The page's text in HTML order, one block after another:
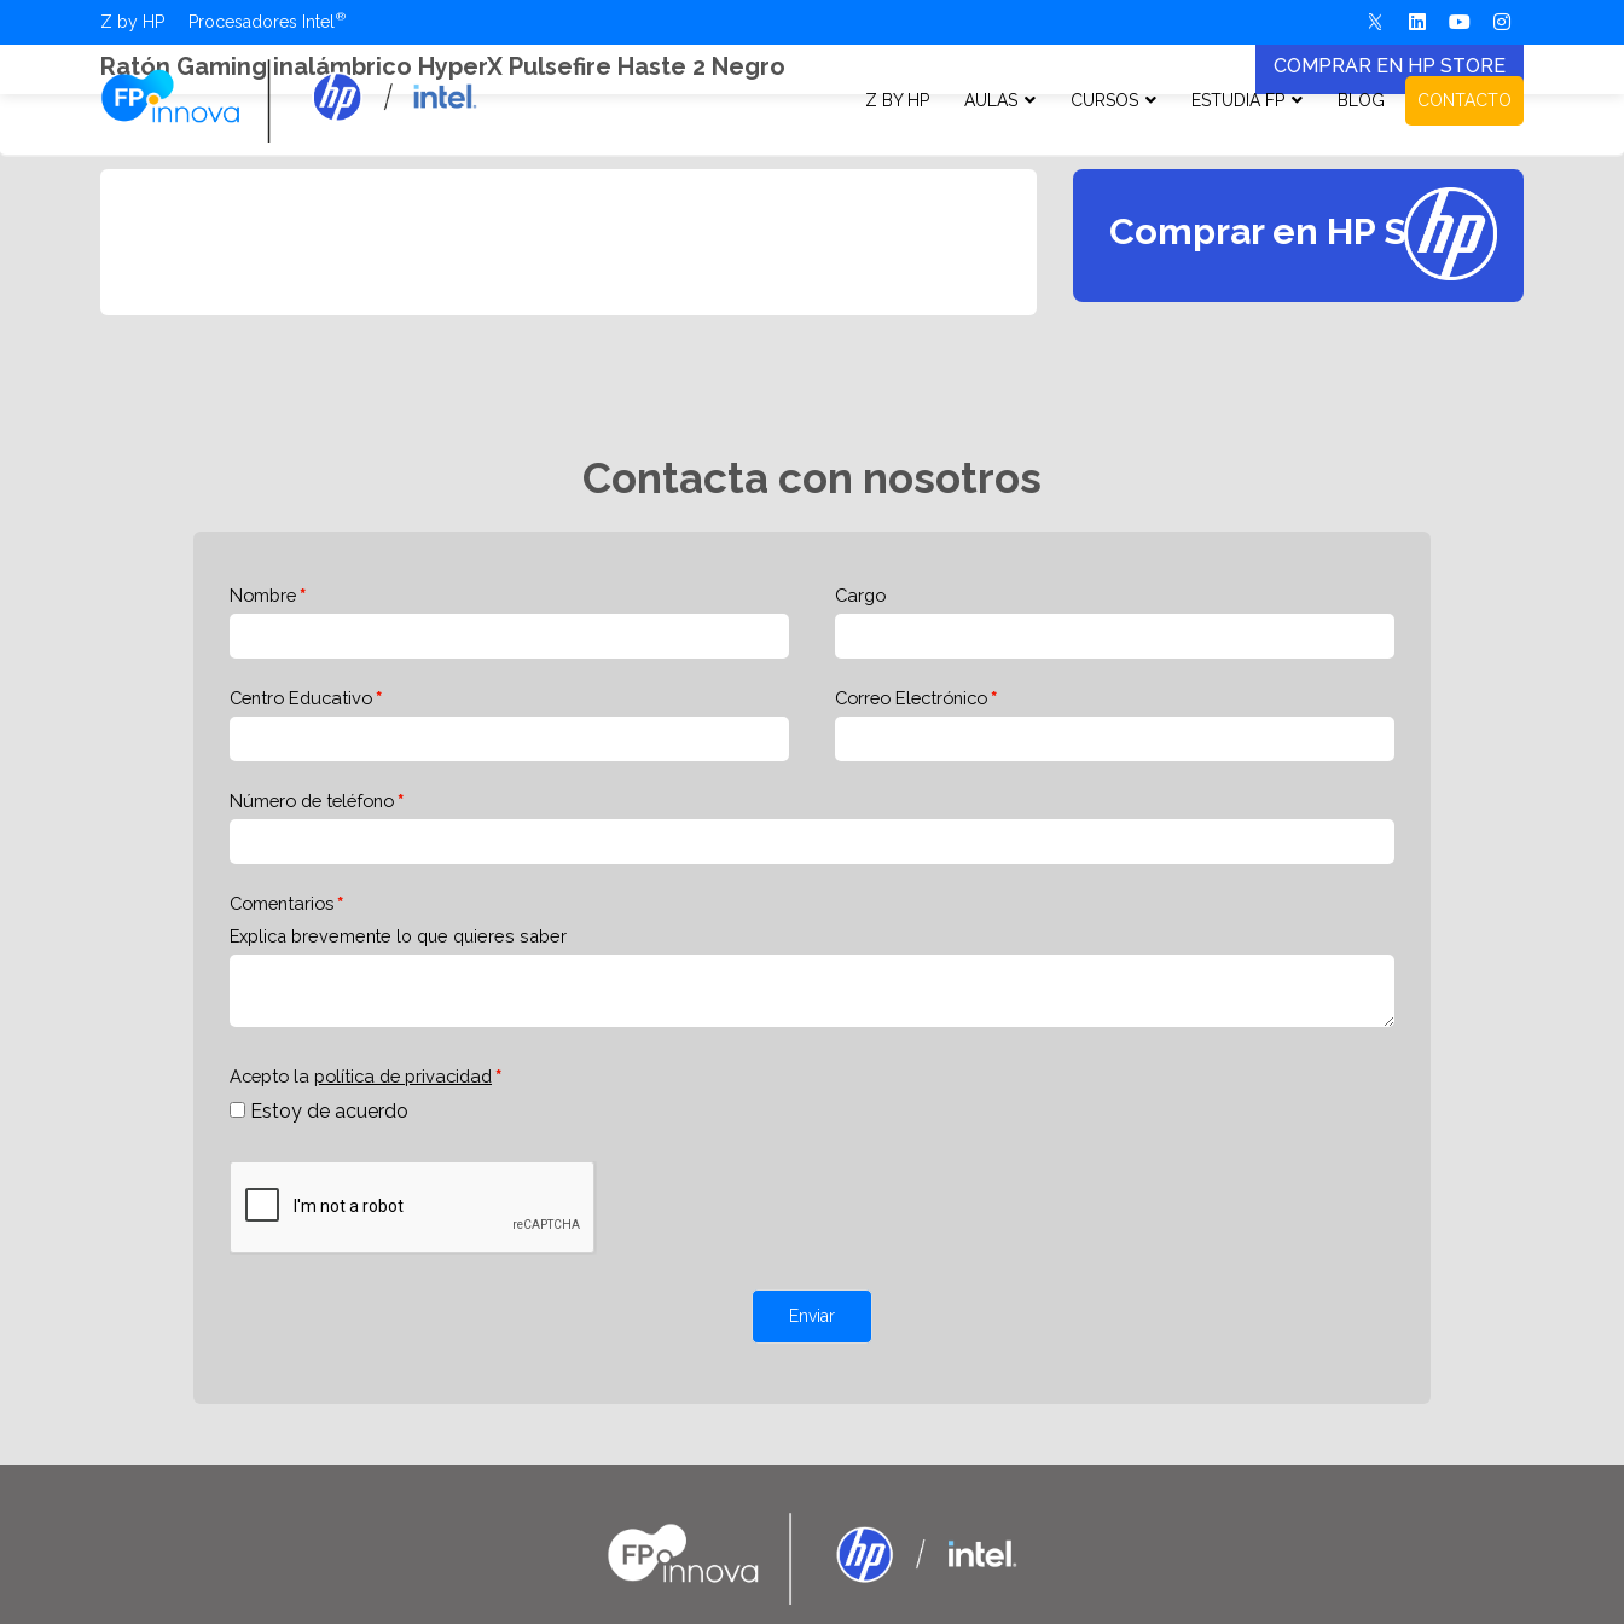
Z by HP Procesadores Intel
Z BY HP AULAS CURSOS ESTUDIA FP BLOG CONTACTO
Ratón Gaming inalámbrico HyperX Pulsefire Haste 2 Negro COMPRAR EN HP STORE
Comprar en HP Store
Contacta con nosotros
Nombre Cargo
Centro Educativo Correo Electrónico
Número de teléfono
Comentarios
Explica brevemente lo que quieres saber
Acepto la política de privacidad
Estoy de acuerdo
Enviar